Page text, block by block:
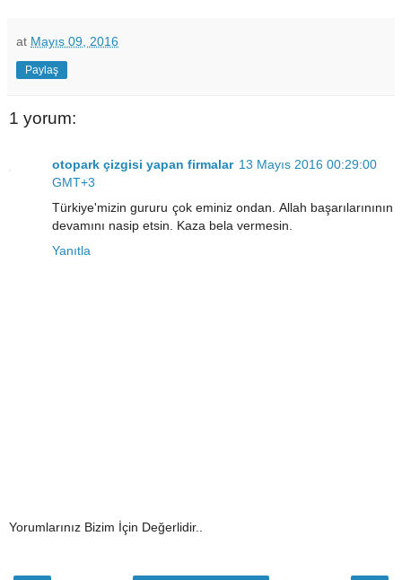
at Mayıs 09, 2016
Paylaş
1 yorum:
otopark çizgisi yapan firmalar 13 Mayıs 2016 00:29:00
GMT+3
Türkiye'mizin gururu çok eminiz ondan. Allah başarılarınının
devamını nasip etsin. Kaza bela vermesin.
Yanıtla
Yorumlarınız Bizim İçin Değerlidir..